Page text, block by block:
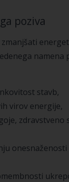
poziva
zmanjšati
namena
stavb,
virov energije,
zdravstveno